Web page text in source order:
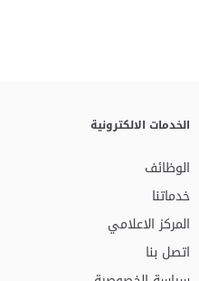
الخدمات الالكترونية
الوظائف
خدماتنا
المركز الاعلامي
اتصل بنا